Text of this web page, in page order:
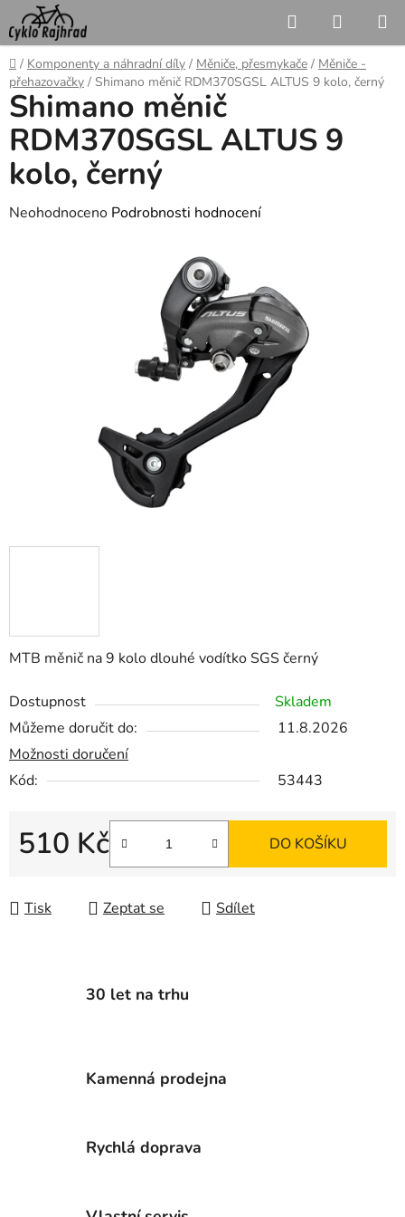
Přejít
na
obsah
Hledat
KOŠÍK
Domů
/ Komponenty a náhradní díly / Měniče, přesmykače / Měniče -
přehazovačky / Shimano měnič RDM370SGSL ALTUS 9 kolo, černý
MTB měnič na 9 kolo dlouhé vodítko SGS černý
Dostupnost
Skladem
Můžeme doručit do:
11.8.2026
Možnosti doručení
Kód:
53443
510 Kč DO KOŠÍKU
Tisk Zeptat se Sdílet
Shimano měnič
RDM370SGSL ALTUS 9
kolo, černý
Průměrné
Neohodnoceno Podrobnosti hodnocení
30 let na trhu
Kamenná prodejna
Rychlá doprava